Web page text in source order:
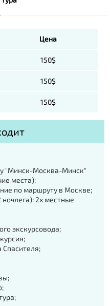
Цена
150$
150$
150$
"Минск-Москва-Минск"
места);
по маршруту в Москве;
2х местные
экскурсовода;
;